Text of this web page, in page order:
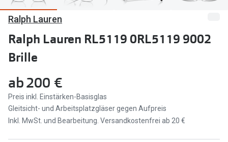
Marken
Ray-Ban
DbyD
Prada
Seen
Miu Miu
alle Marken
Marken
Oakley
Ralph Lauren
Ralph Lauren RL5119 0RL5119 9002
Brille
ab200 €
Preis inkl. Einstärken-Basisglas
Gleitsicht- und Arbeitsplatzgläser gegen Aufpreis
Inkl. MwSt. und Bearbeitung. Versandkostenfrei ab 20 €